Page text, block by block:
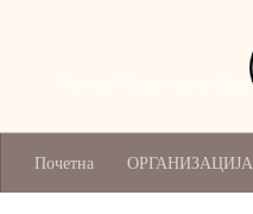
National Conservation
Почетна ОРГАНИЗАЦИЈА